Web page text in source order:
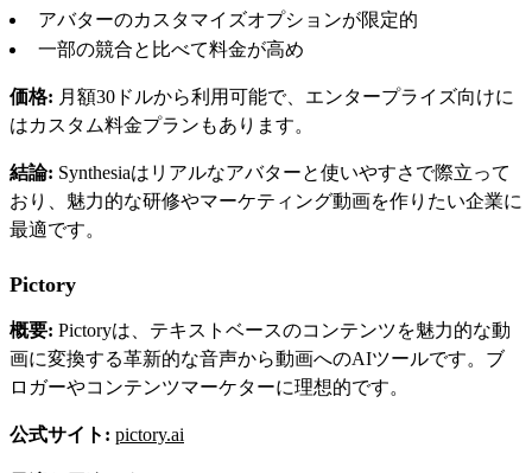
アバターのカスタマイズオプションが限定的
一部の競合と比べて料金が高め
価格: 月額30ドルから利用可能で、エンタープライズ向けに
はカスタム料金プランもあります。
結論: Synthesiaはリアルなアバターと使いやすさで際立って
おり、魅力的な研修やマーケティング動画を作りたい企業に
最適です。
Pictory
概要: Pictoryは、テキストベースのコンテンツを魅力的な動
画に変換する革新的な音声から動画へのAIツールです。ブ
ロガーやコンテンツマーケターに理想的です。
公式サイト: pictory.ai